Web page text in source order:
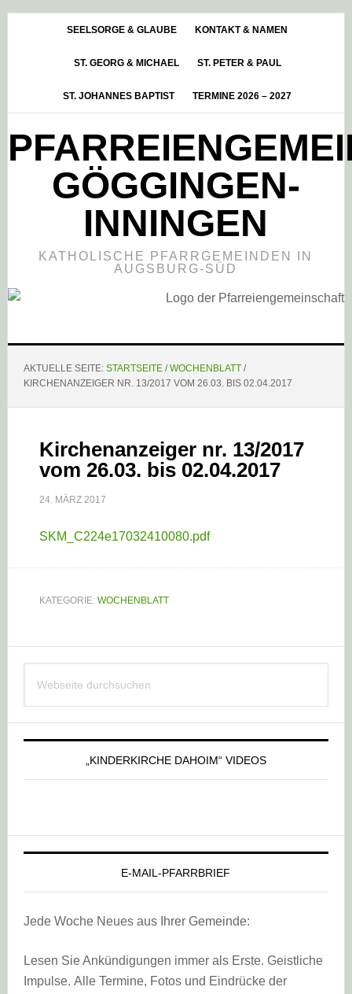
HauptsidebarSEELSORGE & GLAUBE KONTAKT & NAMEN
ST. GEORG & MICHAEL ST. PETER & PAUL
ST. JOHANNES BAPTIST TERMINE 2026 – 2027
GÖGGINGEN-
INNINGEN
KATHOLISCHE PFARRGEMEINDEN IN
AUGSBURG-SÜD
AKTUELLE SEITE: STARTSEITE / WOCHENBLATT /
KIRCHENANZEIGER NR. 13/2017 VOM 26.03. BIS 02.04.2017
Kirchenanzeiger nr. 13/2017
vom 26.03. bis 02.04.2017
24. MÄRZ 2017
SKM_C224e17032410080.pdf
KATEGORIE: WOCHENBLATT
Haupt-
Sidebar
durchsuchen
„KINDERKIRCHE DAHOIM“ VIDEOS
E-MAIL-PFARRBRIEF
Jede Woche Neues aus Ihrer Gemeinde:
Lesen Sie Ankündigungen immer als Erste. Geistliche
Impulse. Alle Termine, Fotos und Eindrücke der